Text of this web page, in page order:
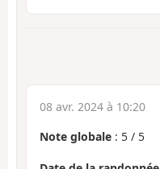
08 avr. 2024 à 10:20
Note globale : 5 / 5